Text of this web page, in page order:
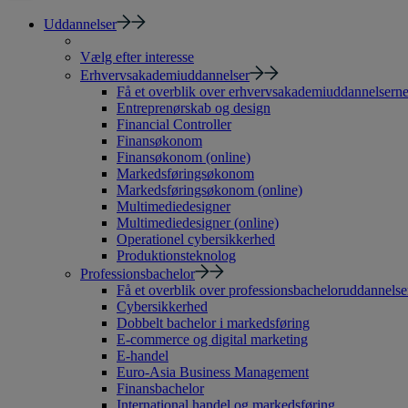
Uddannelser
Vælg efter interesse
Erhvervsakademiuddannelser
Få et overblik over erhvervsakademiuddannelserne
Entreprenørskab og design
Financial Controller
Finansøkonom
Finansøkonom (online)
Markedsføringsøkonom
Markedsføringsøkonom (online)
Multimediedesigner
Multimediedesigner (online)
Operationel cybersikkerhed
Produktionsteknolog
Professionsbachelor
Få et overblik over
Cybersikkerhed
Dobbelt bachelor i markedsføring
E-commerce og digital marketing
E-handel
Euro-Asia Business Management
Finansbachelor
International handel og markedsføring